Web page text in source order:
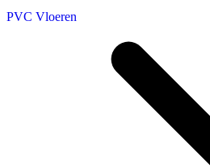
PVC Vloeren